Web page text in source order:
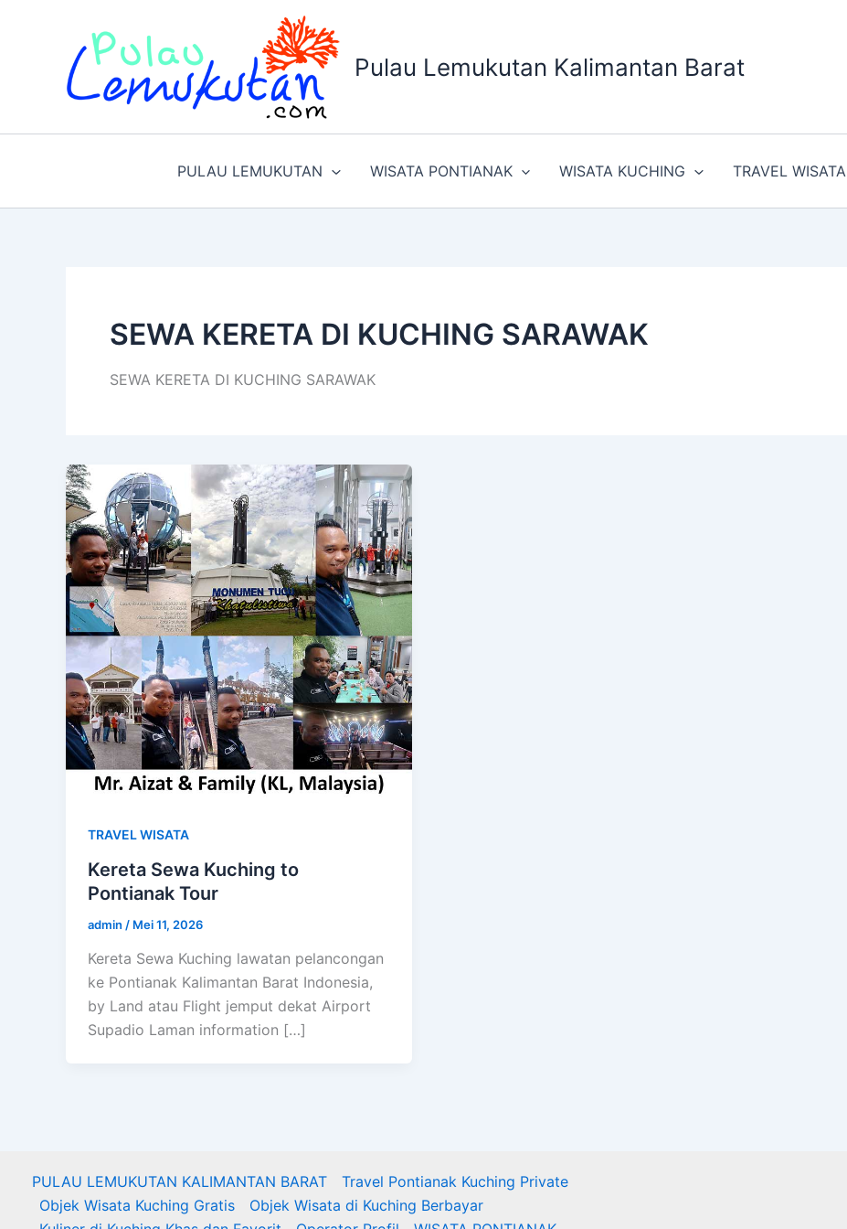
Pulau Lemukutan Kalimantan Barat
PULAU LEMUKUTAN WISATA PONTIANAK WISATA KUCHING TRAVEL WISATA
SEWA KERETA DI KUCHING SARAWAK
SEWA KERETA DI KUCHING SARAWAK
TRAVEL WISATA
Kereta Sewa Kuching to
Pontianak Tour
admin / Mei 11, 2026
Kereta Sewa Kuching lawatan pelancongan
ke Pontianak Kalimantan Barat Indonesia,
by Land atau Flight jemput dekat Airport
Supadio Laman information […]
PULAU LEMUKUTAN KALIMANTAN BARAT
Travel Pontianak Kuching Private
Objek Wisata Kuching Gratis
Objek Wisata di Kuching Berbayar